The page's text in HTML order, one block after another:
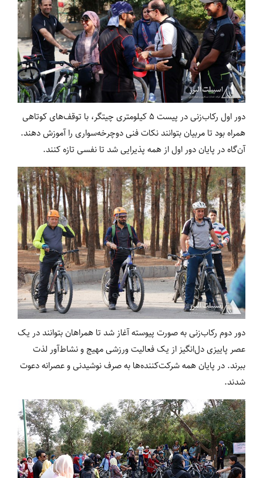
دور اول رکاب‌زنی در پیست 5 کیلومتری چیتگر، با توقف‌های کوتاهی
همراه بود تا مربیان بتوانند نکات فنی دوچرخه‌سواری را آموزش دهند.
آن‌گاه در پایان دور اول از همه پذیرایی شد تا نفسی تازه کنند.
دور دوم رکاب‌زنی به صورت پیوسته آغاز شد تا همراهان بتوانند در یک
عصر پاییزی دل‌انگیز از یک فعالیت ورزشی مهیج و نشاط‌آور لذت
ببرند. در پایان همه شرکت‌کننده‌ها به صرف نوشیدنی و عصرانه دعوت
شدند.